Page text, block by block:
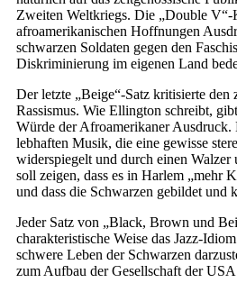
Zweiten Weltkriegs. Die „Double V“-
afroamerikanischen Hoffnungen
schwarzen Soldaten gegen den
Diskriminierung im eigenen Land
Der letzte „Beige“-Satz kritisierte den
Rassismus. Wie Ellington schreibt,
Würde der Afroamerikaner Ausdruck.
lebhaften Musik, die eine gewisse
widerspiegelt und durch einen Walzer
soll zeigen, dass es in Harlem „mehr
und dass die Schwarzen gebildet und
Jeder Satz von „Black, Brown und
charakteristische Weise das Jazz-
schwere Leben der Schwarzen
zum Aufbau der Gesellschaft der USA